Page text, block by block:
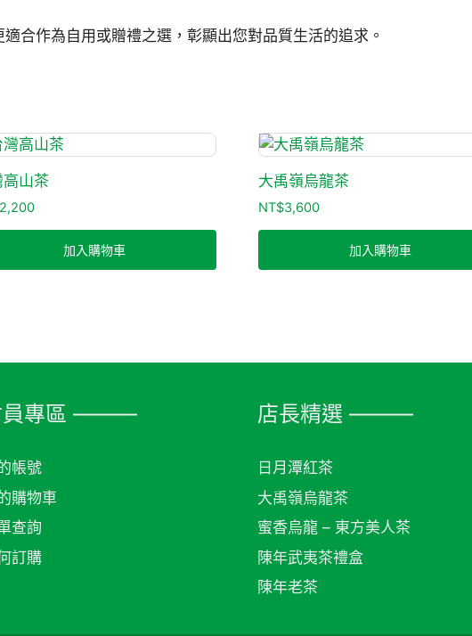
合作為自用或贈禮之選，彰顯出您對品質生活的追求。
高山茶
加入購物車
大禹嶺烏龍茶
NT$3,600
加入購物車
員專區 ———
帳號
購物車
查詢
訂購
店長精選 ———
日月潭紅茶
大禹嶺烏龍茶
蜜香烏龍 – 東方美人茶
陳年武夷茶禮盒
陳年老茶